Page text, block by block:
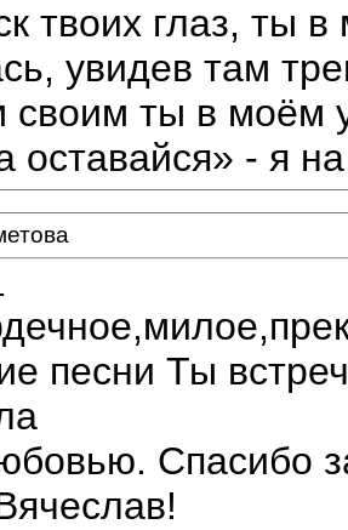
твоих глаз, ты в
увидев там
своим ты в моём
оставайся» - я
песни Ты
Спасибо